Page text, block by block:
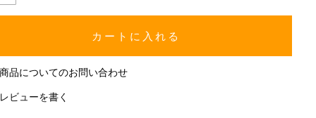
カートに入れる
品についてのお問い合わせ
ビューを書く